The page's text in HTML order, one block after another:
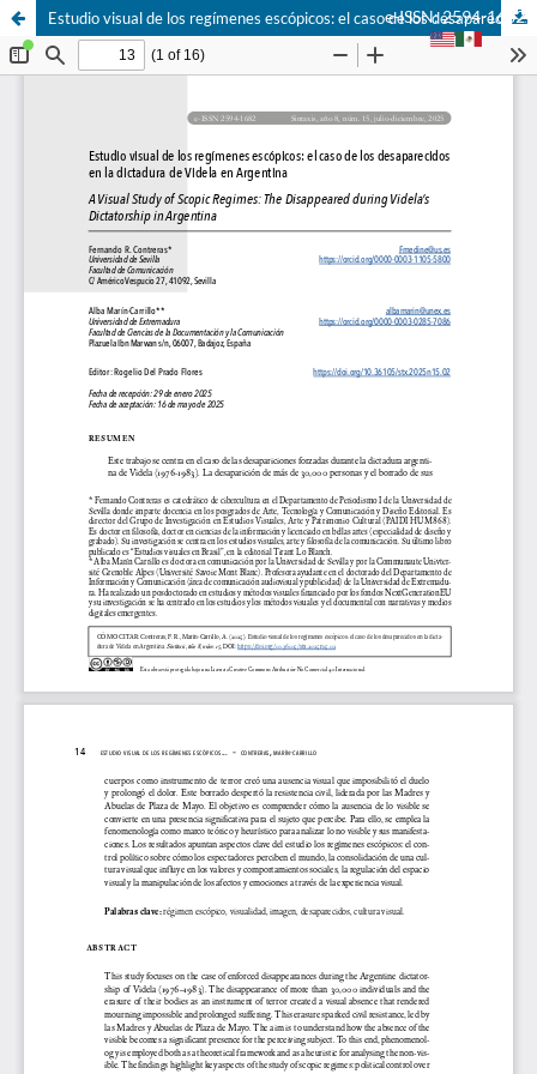
Estudio visual de los regímenes escópicos: el caso de los desaparecidos en la dictadura de Videla en Argentina
e-ISSN: 2594-1682